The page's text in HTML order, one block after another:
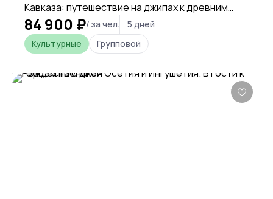
Кавказа: путешествие на джипах к древним
башням, тайным тропам и живым традициям,
где каждый вечер завершается вкусом
осетинского пирога и горного вина.
84 900 ₽/ за чел.
5 дней
Культурные
Групповой